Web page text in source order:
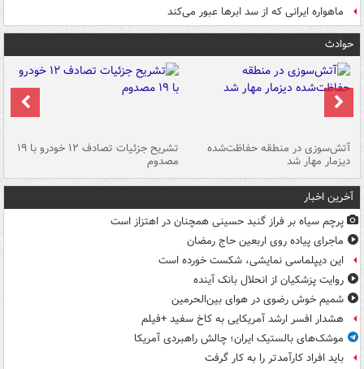
ماهواره ایرانی که از سد ابرها عبور می‌کند
حوادث
آتش‌سوزی در منطقه حفاظت‌شده
دیزمار مهار شد
تشریح جزئیات تصادف ۱۲ خودرو با ۱۹
مصدوم
آخرین اخبار
پرچم سیاه بر فراز گنبد حسینی همچنان در اهتزاز است
ماجرای پیاده روی اربعین حاج رمضان
این دیپلماسی نمایشی، شکست خورده است
روایت پزشکیان از انحلال بانک آینده
شمیم خوش رضوی در هوای بین‌الحرمین
هشدار افسر ارشد آمریکایی به کاخ سفید +فیلم
موشک‌های بالستیک ایران؛ چالش راهبردی آمریکا
باید افراد کارآمدتر را به کار گرفت